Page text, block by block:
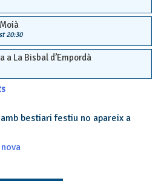
20:30
a La Bisbal d’Empordà
bestiari festiu no apareix a